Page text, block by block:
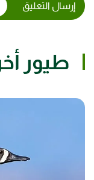
إرسال التعليق
طيور